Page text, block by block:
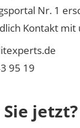
Nr. 1
Kontakt mit
95 19
jetzt?